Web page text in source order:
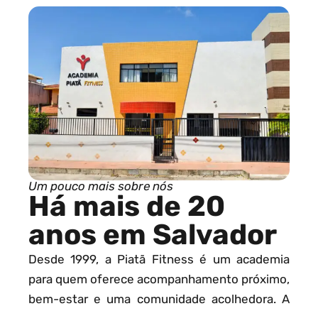
Um pouco mais sobre nós
Há mais de 20
anos em Salvador
Desde 1999, a Piatã Fitness é um academia
para quem oferece acompanhamento próximo,
bem-estar e uma comunidade acolhedora. A